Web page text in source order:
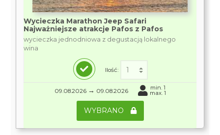
Wycieczka Marathon Jeep Safari
Najważniejsze atrakcje Pafos z Pafos
wycieczka jednodniowa z degustacją lokalnego
wina
Ilość:
09.08.2026 → 09.08.2026 min. 1
max. 1
WYBRANO